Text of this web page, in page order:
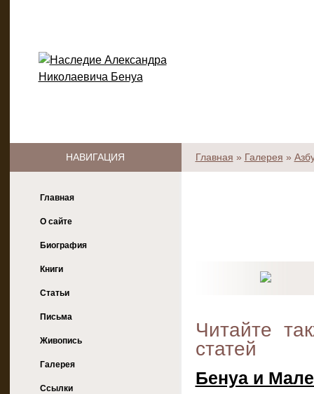
НАВИГАЦИЯ Главная » Галерея »
Читайте
статей
Бенуа и
Главная
О сайте
Биография
Книги
Статьи
Письма
Живопись
Галерея
Ссылки